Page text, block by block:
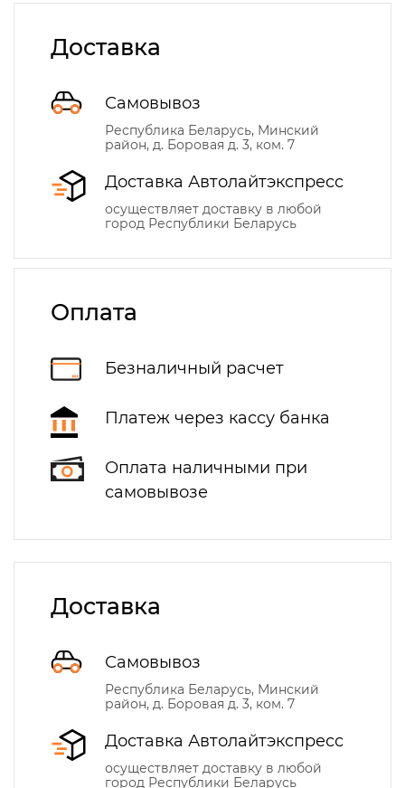
Доставка
Самовывоз
Республика Беларусь, Минский
район, д. Боровая д. 3, ком. 7
Доставка Автолайтэкспресс
осуществляет доставку в любой
город Республики Беларусь
Оплата
Безналичный расчет
Платеж через кассу банка
Оплата наличными при
самовывозе
Доставка
Самовывоз
Республика Беларусь, Минский
район, д. Боровая д. 3, ком. 7
Доставка Автолайтэкспресс
осуществляет доставку в любой
город Республики Беларусь